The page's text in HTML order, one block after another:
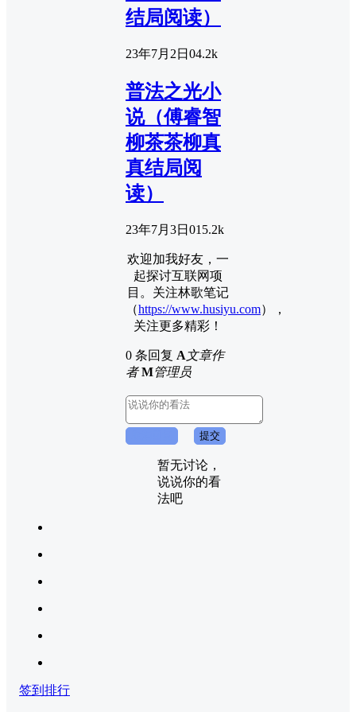
结局阅读）
23年7月2日 04.2k
普法之光小
说（傅睿智
柳茶茶柳真
真结局阅
读）
23年7月3日 015.2k
欢迎加我好友，一
起探讨互联网项
目。关注林歌笔记
（https://www.husiyu.com），
关注更多精彩！
0 条回复 A文章作
者 M管理员
提交
暂无讨论，
说说你的看
法吧
签到排行